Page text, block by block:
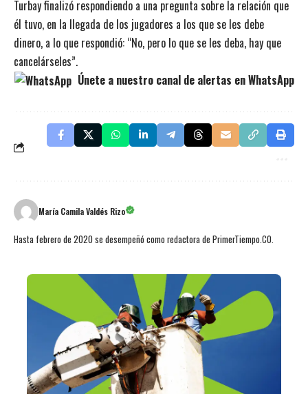
Turbay finalizó respondiendo a una pregunta sobre la relación que
él tuvo, en la llegada de los jugadores a los que se les debe
dinero, a lo que respondió: “No, pero lo que se les deba, hay que
cancelárseles”.
Únete a nuestro canal de alertas en WhatsApp
María Camila Valdés Rizo
Hasta febrero de 2020 se desempeñó como redactora de PrimerTiempo.CO.